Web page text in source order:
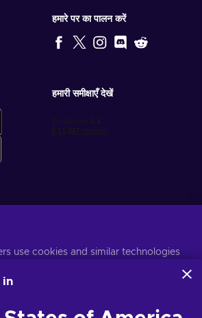
हमारे पर का पालन करें
हमारी समीक्षाएँ देखें
use cookies and similar technologies
information to enhance content,
ads personalization.
in